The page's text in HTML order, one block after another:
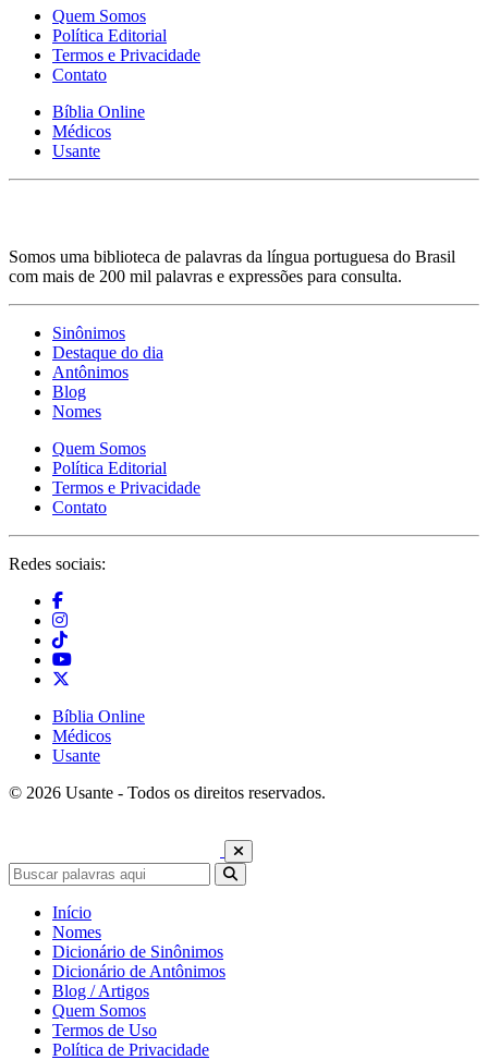
Quem Somos
Política Editorial
Termos e Privacidade
Contato
Bíblia Online
Médicos
Usante
Somos uma biblioteca de palavras da língua portuguesa do Brasil
com mais de 200 mil palavras e expressões para consulta.
Sinônimos
Destaque do dia
Antônimos
Blog
Nomes
Quem Somos
Política Editorial
Termos e Privacidade
Contato
Redes sociais:
Bíblia Online
Médicos
Usante
© 2026 Usante - Todos os direitos reservados.
Início
Nomes
Dicionário de Sinônimos
Dicionário de Antônimos
Blog / Artigos
Quem Somos
Termos de Uso
Política de Privacidade